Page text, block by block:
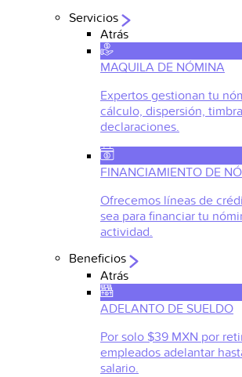
Servicios
Atrás
MAQUILA DE NÓMINA
Expertos gestionan tu
cálculo, dispersión,
declaraciones.
FINANCIAMIENTO DE
Ofrecemos líneas de
sea para financiar tu
actividad.
Beneficios
Atrás
ADELANTO DE SUELDO
Por solo $39 MXN por
empleados adelantar
salario.